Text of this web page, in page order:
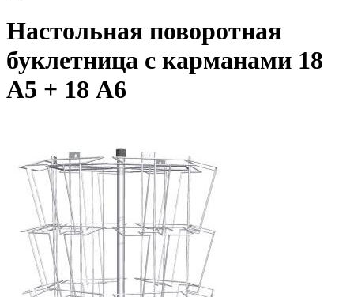
Настольная поворотная
буклетница с карманами 18
А5 + 18 А6